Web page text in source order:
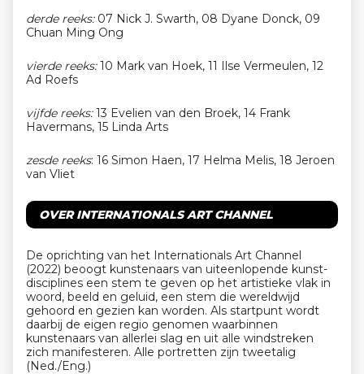
derde reeks: 07 Nick J. Swarth, 08 Dyane Donck, 09
Chuan Ming Ong
vierde reeks: 10 Mark van Hoek, 11 Ilse Vermeulen, 12
Ad Roefs
vijfde reeks: 13 Evelien van den Broek, 14 Frank
Havermans, 15 Linda Arts
zesde reeks: 16 Simon Haen, 17 Helma Melis, 18 Jeroen
van Vliet
OVER INTERNATIONALS ART CHANNEL
De oprichting van het Internationals Art Channel
(2022) beoogt kunstenaars van uiteenlopende kunst-
disciplines een stem te geven op het artistieke vlak in
woord, beeld en geluid, een stem die wereldwijd
gehoord en gezien kan worden. Als startpunt wordt
daarbij de eigen regio genomen waarbinnen
kunstenaars van allerlei slag en uit alle windstreken
zich manifesteren. Alle portretten zijn tweetalig
(Ned./Eng.)